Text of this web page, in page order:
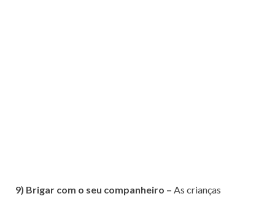
9) Brigar com o seu companheiro – As crianças